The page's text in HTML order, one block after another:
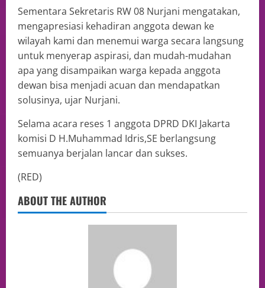
Sementara Sekretaris RW 08 Nurjani mengatakan,
mengapresiasi kehadiran anggota dewan ke
wilayah kami dan menemui warga secara langsung
untuk menyerap aspirasi, dan mudah-mudahan
apa yang disampaikan warga kepada anggota
dewan bisa menjadi acuan dan mendapatkan
solusinya, ujar Nurjani.
Selama acara reses 1 anggota DPRD DKI Jakarta
komisi D H.Muhammad Idris,SE berlangsung
semuanya berjalan lancar dan sukses.
(RED)
ABOUT THE AUTHOR